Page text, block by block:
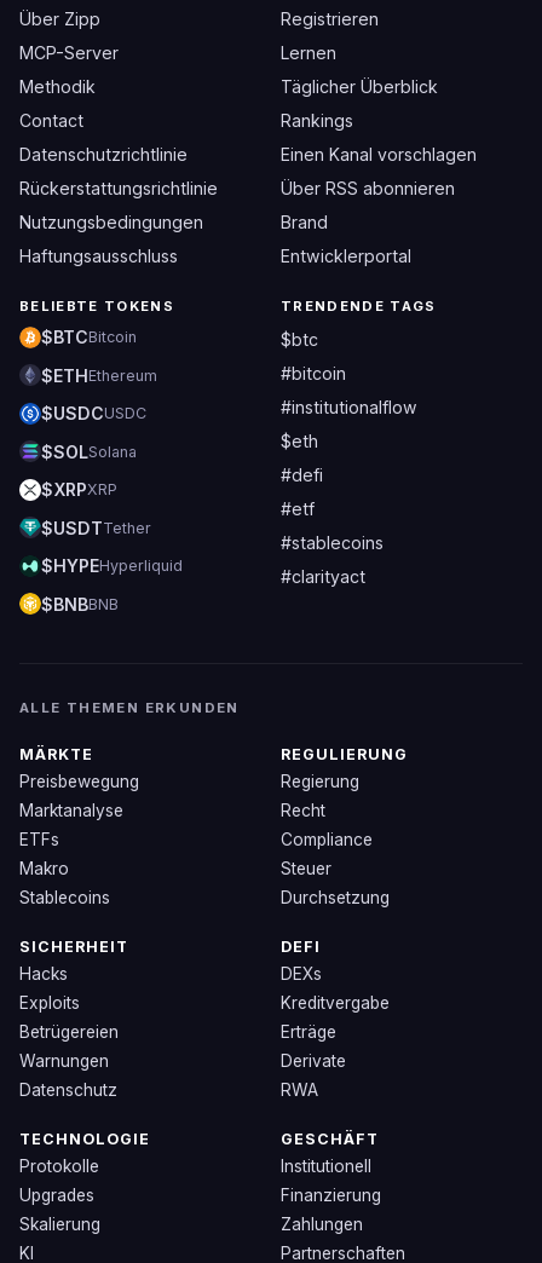
Über Zipp
MCP-Server
Methodik
Contact
Datenschutzrichtlinie
Rückerstattungsrichtlinie
Nutzungsbedingungen
Haftungsausschluss
Registrieren
Lernen
Täglicher Überblick
Rankings
Einen Kanal vorschlagen
Über RSS abonnieren
Brand
Entwicklerportal
BELIEBTE TOKENS
$BTCBitcoin
$ETHEthereum
$USDCUSDC
$SOLSolana
$XRPXRP
$USDTTether
$HYPEHyperliquid
$BNBBNB
TRENDENDE TAGS
$btc
#bitcoin
#institutionalflow
$eth
#defi
#etf
#stablecoins
#clarityact
ALLE THEMEN ERKUNDEN
MÄRKTE
Preisbewegung
Marktanalyse
ETFs
Makro
Stablecoins
REGULIERUNG
Regierung
Recht
Compliance
Steuer
Durchsetzung
SICHERHEIT
Hacks
Exploits
Betrügereien
Warnungen
Datenschutz
DEFI
DEXs
Kreditvergabe
Erträge
Derivate
RWA
TECHNOLOGIE
Protokolle
Upgrades
Skalierung
KI
GESCHÄFT
Institutionell
Finanzierung
Zahlungen
Partnerschaften